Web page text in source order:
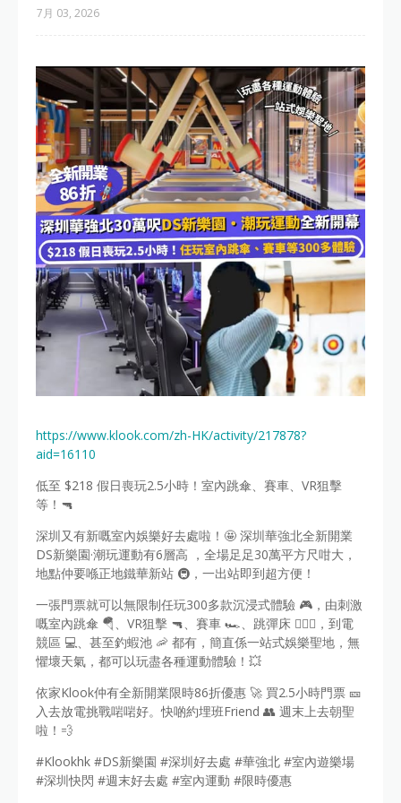
7月 03, 2026
https://www.klook.com/zh-HK/activity/217878?
aid=16110
低至 $218 假日喪玩2.5小時！室內跳傘、賽車、VR狙擊
等！🔫
深圳又有新嘅室內娛樂好去處啦！🤩 深圳華強北全新開業
DS新樂園·潮玩運動有6層高 ，全場足足30萬平方尺咁大，
地點仲要喺正地鐵華新站 🚇，一出站即到超方便！
一張門票就可以無限制任玩300多款沉浸式體驗 🎮，由刺激
嘅室內跳傘 🪂、VR狙擊 🔫、賽車 🏎️、跳彈床 🤸🏻‍♂️，到電
競區 💻、甚至釣蝦池 🦐 都有，簡直係一站式娛樂聖地，無
懼壞天氣，都可以玩盡各種運動體驗！💥
依家Klook仲有全新開業限時86折優惠 🚀 買2.5小時門票 🎫
入去放電挑戰啱啱好。快啲約埋班Friend 👥 週末上去朝聖
啦！💨
#Klookhk #DS新樂園 #深圳好去處 #華強北 #室內遊樂場
#深圳快閃 #週末好去處 #室內運動 #限時優惠